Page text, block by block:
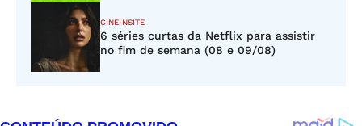
CINEINSITE
6 séries curtas da Netflix para assistir
no fim de semana (08 e 09/08)